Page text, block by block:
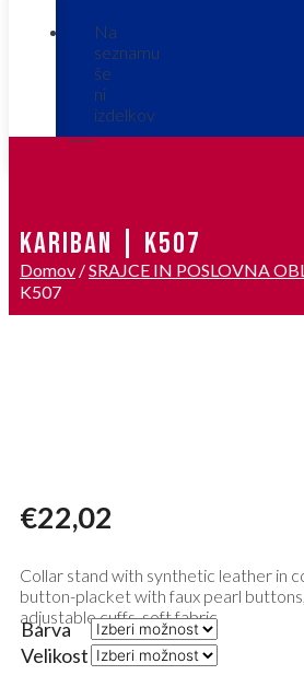
Na
seznamu
še
ni
izdelkov
KARIBAN | K507
Domov /SRAJCE IN POSLOVNA
K507
€22,02
Collar stand with synthetic leather in
button-placket with faux pearl
adjustable cuffs, soft fabric
Barva
Velikost